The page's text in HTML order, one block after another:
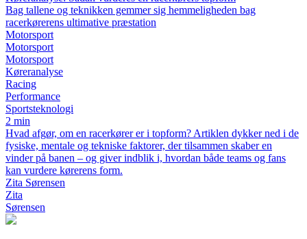
Bag tallene og teknikken gemmer sig hemmeligheden bag
racerkørerens ultimative præstation
Motorsport
Motorsport
Motorsport
Køreranalyse
Racing
Performance
Sportsteknologi
2 min
Hvad afgør, om en racerkører er i topform? Artiklen dykker ned i de
fysiske, mentale og tekniske faktorer, der tilsammen skaber en
vinder på banen – og giver indblik i, hvordan både teams og fans
kan vurdere kørerens form.
Zita Sørensen
Zita
Sørensen